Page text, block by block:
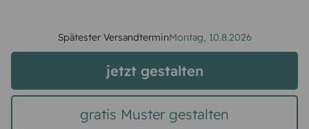
Spätester VersandterminMontag, 10.8.2026
jetzt gestalten
gratis Muster gestalten